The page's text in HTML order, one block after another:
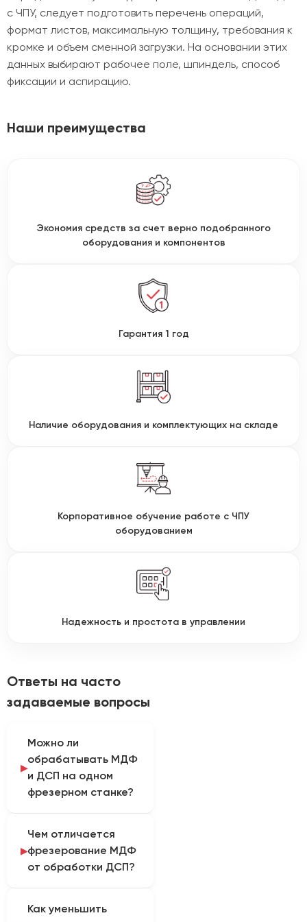
с ЧПУ, следует подготовить перечень операций,
формат листов, максимальную толщину, требования к
кромке и объем сменной загрузки. На основании этих
данных выбирают рабочее поле, шпиндель, способ
фиксации и аспирацию.
Наши преимущества
Экономия средств за счет верно подобранного
оборудования и компонентов
Гарантия 1 год
Наличие оборудования и комплектующих на складе
Корпоративное обучение работе с ЧПУ
оборудованием
Надежность и простота в управлении
Ответы на часто
задаваемые вопросы
Можно ли
обрабатывать МДФ
и ДСП на одном
фрезерном станке?
рассчитана на
древесные плитные
материалы и
Для каждого материала
Чем отличается
фрезерование МДФ
от обработки ДСП?
однородную структуру
Как уменьшить